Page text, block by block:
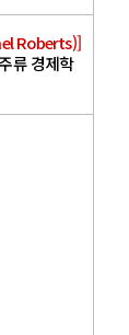
Roberts)]
류 경제학